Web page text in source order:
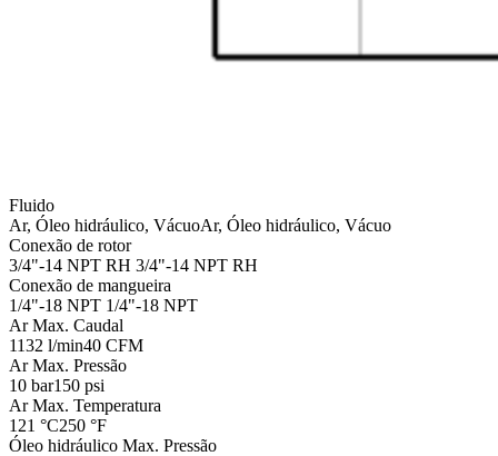
Fluido
Ar, Óleo hidráulico, VácuoAr, Óleo hidráulico, Vácuo
Conexão de rotor
3/4"-14 NPT RH 3/4"-14 NPT RH
Conexão de mangueira
1/4"-18 NPT 1/4"-18 NPT
Ar Max. Caudal
1132 l/min40 CFM
Ar Max. Pressão
10 bar150 psi
Ar Max. Temperatura
121 °C250 °F
Óleo hidráulico Max. Pressão